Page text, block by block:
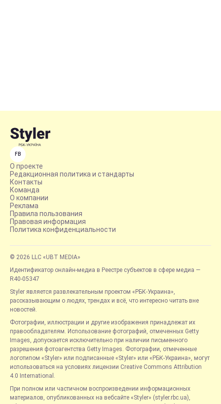
FB
О проекте
Редакционная политика и стандарты
Контакты
Команда
О компании
Реклама
Правила пользования
Правовая информация
Политика конфиденциальности
© 2026 LLC «UBT MEDIA»
Идентификатор онлайн-медиа в Реестре субъектов в сфере медиа —
R40-05347
Styler является развлекательным проектом «РБК-Украина»,
рассказывающим о людях, трендах и всё, что интересно читать вне
новостей.
Фотографии, иллюстрации и другие изображения принадлежат их
правообладателям. Использование фотографий, отмеченных Getty
Images, допускается исключительно при наличии письменного
разрешения фотоагентства Getty Images. Фотографии, отмеченные
логотипом «Styler» или подписанные «Styler» или «РБК-Украина», могут
использоваться на условиях лицензии Creative Commons Attribution
4.0 International.
При полном или частичном воспроизведении информационных
материалов, опубликованных на вебсайте «Styler» (styler.rbc.ua),